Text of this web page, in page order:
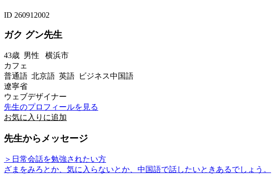
ID 260912002
ガク グン先生
43歳 男性 横浜市
カフェ
普通語 北京語 英語 ビジネス中国語
遼寧省
ウェブデザイナー
先生のプロフィールを見る
お気に入りに追加
先生からメッセージ
＞日常会話を勉強されたい方
ざまをみろとか、気に入らないとか、中国語で話したいときあるでしょう。